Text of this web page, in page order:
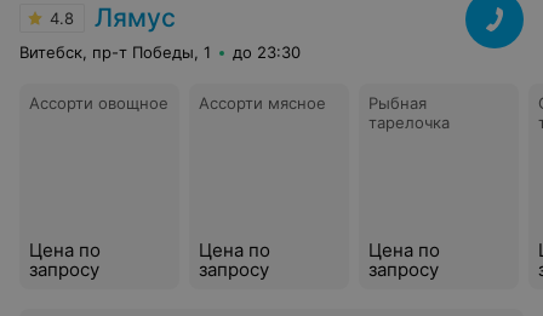
4.8 Лямус
Витебск, пр-т Победы, 1 до 23:30
Ассорти овощное
Цена по
запросу
Ассорти мясное
Цена по
запросу
Рыбная
тарелочка
Цена по
запросу